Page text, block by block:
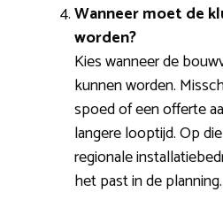
Wanneer moet de
worden?
Kies wanneer de
kunnen worden.
spoed of een offerte
langere looptijd. Op
regionale
het past in de planning.